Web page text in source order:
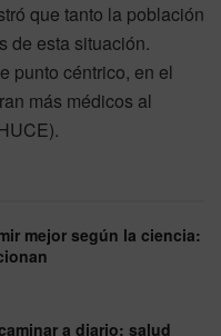
que tanto la población
de esta situación.
punto céntrico, en el
más médicos al
mejor según la ciencia:
a diario: salud